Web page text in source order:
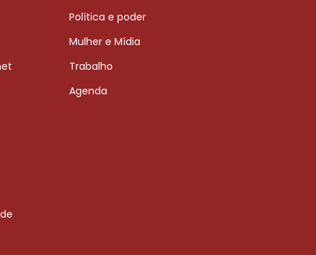
Política e poder
Mulher e Mídia
Trabalho
Agenda